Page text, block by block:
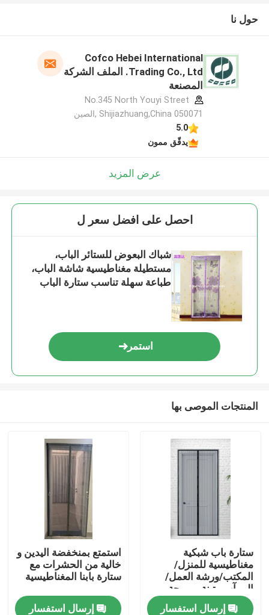
حول نا
Cofco Hebei International
Trading Co., Ltd. الملف الشركة
المصنعة
No.345 North Youyi Street
Shijiazhuang,China 050071 ,الصين
5.0
يدقّق ممون
عرض المزيد
احصل على افضل سعر ل
شباك البعوض للستائر الباب،
مستطيلة مغناطيسية شاشة الباب،
طباعة سهلة تناسب ستارة الباب
استمر
المنتجات الموصى بها
ستارة باب شبكية
مغناطيسية للمنزل/
المكتب/ورشة العمل/
المرآب متينة ومريحة
بفتحات مغناطيسية
إرسال استفسار
استمتع بمنخفضة اليدين و
خالية من الحشرات مع
ستارة بابنا المغناطيسية
إرسال استفسار